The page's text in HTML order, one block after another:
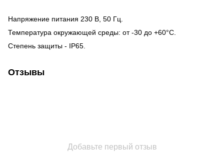
Напряжение питания 230 В, 50 Гц.
Температура окружающей среды: от -30 до +60°С.
Степень защиты - IP65.
Отзывы
Добавьте первый отзыв